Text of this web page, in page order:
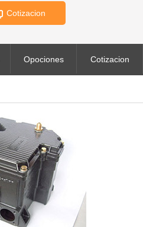
Cotizacion
Opociones Cotizacion